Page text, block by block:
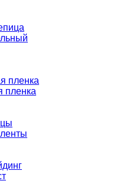
пленка
пленка